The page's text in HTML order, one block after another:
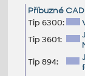
Příbuzné
Tip 6300:
Tip 3601:
Tip 894: